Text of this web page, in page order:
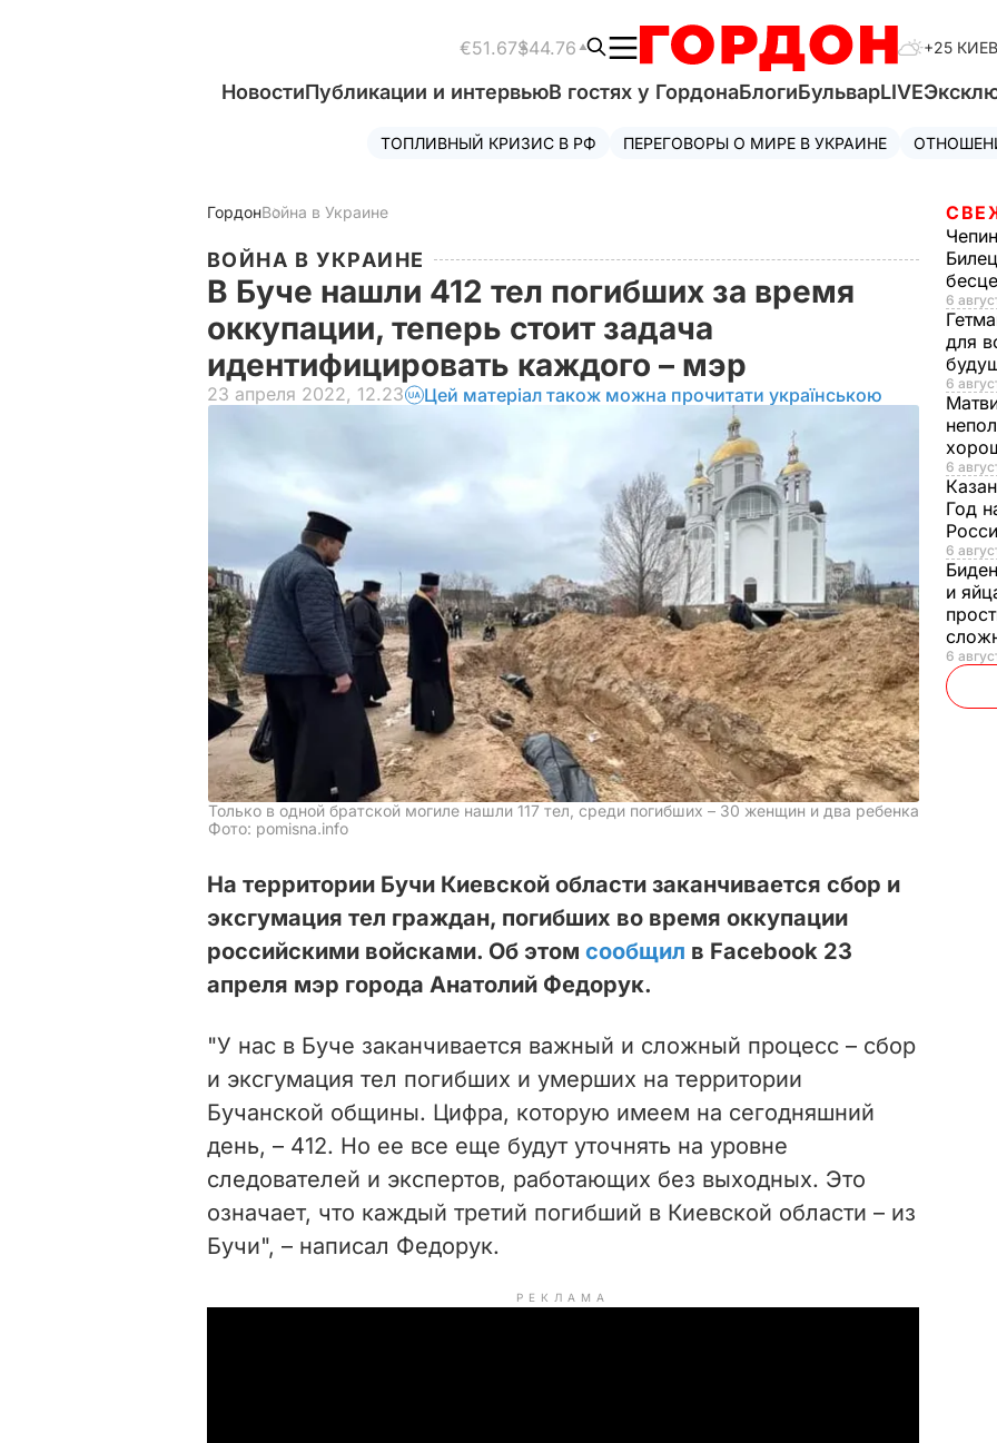
€51.67$44.76 +25 КИЕВ
НовостиПубликации и интервьюВ гостях у ГордонаБлогиБульварLIVE
ТОПЛИВНЫЙ КРИЗИС В РФ ПЕРЕГОВОРЫ О МИРЕ В УКРАИНЕ
ГордонВойна в Украине
ВОЙНА В УКРАИНЕ
В Буче нашли 412 тел погибших за время
оккупации, теперь стоит задача
идентифицировать каждого – мэр
23 апреля 2022, 12.23 Цей матеріал також можна прочитати українською
Только в одной братской могиле нашли 117 тел, среди погибших – 30 женщин и два ребенка
Фото: pomisna.info
На территории Бучи Киевской области заканчивается сбор и
эксгумация тел граждан, погибших во время оккупации
российскими войсками. Об этом сообщил в Facebook 23
апреля мэр города Анатолий Федорук.
"У нас в Буче заканчивается важный и сложный процесс – сбор
и эксгумация тел погибших и умерших на территории
Бучанской общины. Цифра, которую имеем на сегодняшний
день, – 412. Но ее все еще будут уточнять на уровне
следователей и экспертов, работающих без выходных. Это
означает, что каждый третий погибший в Киевской области – из
Бучи", – написал Федорук.
РЕКЛАМА
6
для
6
6
Год
6
и
6